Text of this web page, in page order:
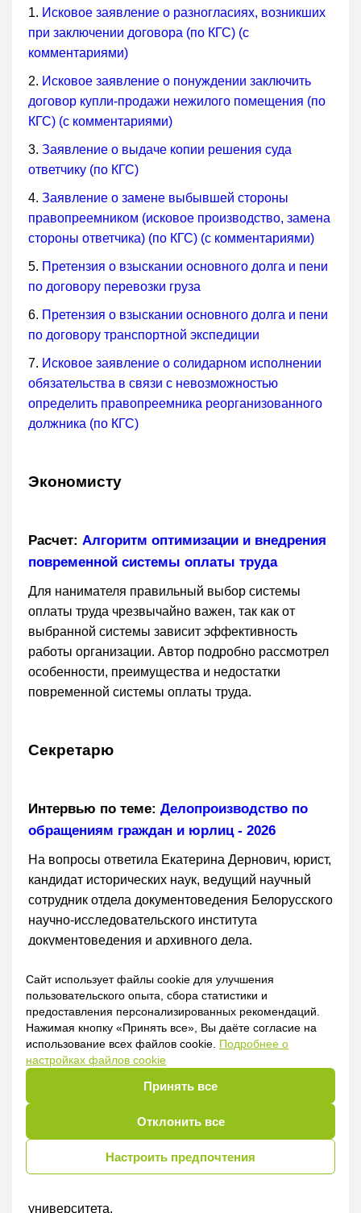
Сайт использует файлы cookie для улучшения
пользовательского опыта, сбора статистики и
предоставления персонализированных рекомендаций.
Нажимая кнопку «Принять все», Вы даёте согласие на
использование всех файлов cookie. Подробнее о
настройках файлов cookie
Принять все
Отклонить все
Настроить предпочтения
1. Исковое заявление о разногласиях, возникших
при заключении договора (по КГС) (с
комментариями)
2. Исковое заявление о понуждении заключить
договор купли-продажи нежилого помещения (по
КГС) (с комментариями)
3. Заявление о выдаче копии решения суда
ответчику (по КГС)
4. Заявление о замене выбывшей стороны
правопреемником (исковое производство, замена
стороны ответчика) (по КГС) (с комментариями)
5. Претензия о взыскании основного долга и пени
по договору перевозки груза
6. Претензия о взыскании основного долга и пени
по договору транспортной экспедиции
7. Исковое заявление о солидарном исполнении
обязательства в связи с невозможностью
определить правопреемника реорганизованного
должника (по КГС)
Экономисту
Расчет: Алгоритм оптимизации и внедрения
повременной системы оплаты труда
Для нанимателя правильный выбор системы
оплаты труда чрезвычайно важен, так как от
выбранной системы зависит эффективность
работы организации. Автор подробно рассмотрел
особенности, преимущества и недостатки
повременной системы оплаты труда.
Секретарю
Интервью по теме: Делопроизводство по
обращениям граждан и юрлиц - 2026
На вопросы ответила Екатерина Дернович, юрист,
кандидат исторических наук, ведущий научный
сотрудник отдела документоведения Белорусского
научно-исследовательского института
документоведения и архивного дела.
Специалисту по охране труда
Интервью по теме:Пожарная безопасность
На вопросы ответил Николай Мисюкевич,
кандидат технических наук, доцент, доцент
и технологий приборостроительного факультета
университета.